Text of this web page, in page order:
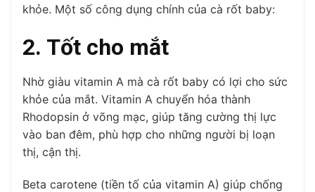
khỏe. Một số công dụng chính của cà rốt baby:
2. Tốt cho mắt
Nhờ giàu vitamin A mà cà rốt baby có lợi cho sức
khỏe của mắt. Vitamin A chuyển hóa thành
Rhodopsin ở võng mạc, giúp tăng cường thị lực
vào ban đêm, phù hợp cho những người bị loạn
thị, cận thị.
Beta carotene (tiền tố của vitamin A) giúp chống